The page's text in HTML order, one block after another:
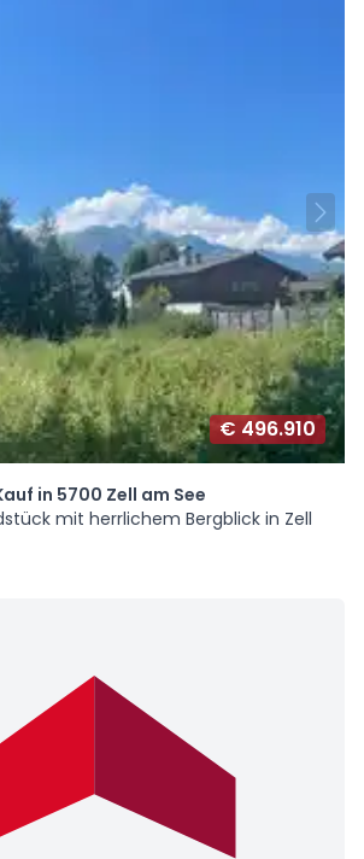
€ 496.910
in 5700 Zell am See
mit herrlichem Bergblick in Zell